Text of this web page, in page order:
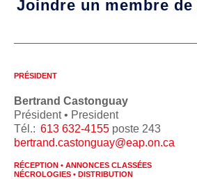
Joindre un membre
PRÉSIDENT
Bertrand Castonguay
Président • President
Tél.: 613 632-4155 poste 243
bertrand.castonguay@eap.on.ca
RÉCEPTION • ANNONCES CLASSÉES
NÉCROLOGIES • DISTRIBUTION